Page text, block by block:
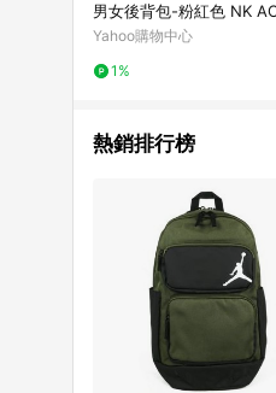
男女後背包-粉紅色 NK
TEAM BKPK 2.3-
Yahoo購物中心
1%
熱銷排行榜